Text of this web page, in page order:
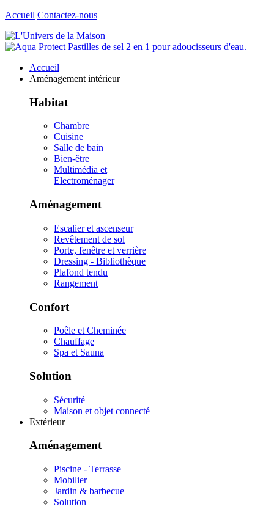
Accueil Contactez-nous
Accueil
Aménagement intérieur
Habitat
Chambre
Cuisine
Salle de bain
Bien-être
Multimédia et
Electroménager
Aménagement
Escalier et ascenseur
Revêtement de sol
Porte, fenêtre et verrière
Dressing - Bibliothèque
Plafond tendu
Rangement
Confort
Poêle et Cheminée
Chauffage
Spa et Sauna
Solution
Sécurité
Maison et objet connecté
Extérieur
Aménagement
Piscine - Terrasse
Mobilier
Jardin & barbecue
Solution